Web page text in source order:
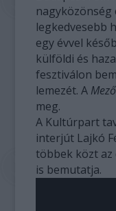
legkedvesebb
egy évvel
külföldi és
fesztiválon
lemezét. A Mező
meg.
A Kultúrpart
interjút Lajkó
többek közt
is bemutatja.